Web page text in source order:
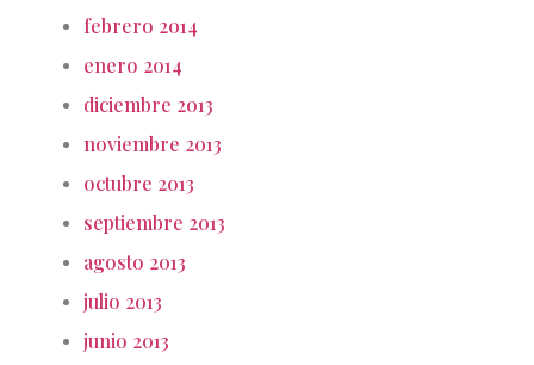
febrero 2014
enero 2014
diciembre 2013
noviembre 2013
octubre 2013
septiembre 2013
agosto 2013
julio 2013
junio 2013